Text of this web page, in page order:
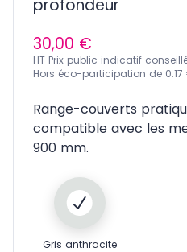
profondeur
30,00 €
HT Prix public indicatif
Hors éco-participation de 0.17
Range-couverts
compatible avec les
900 mm.
Gris anthracite